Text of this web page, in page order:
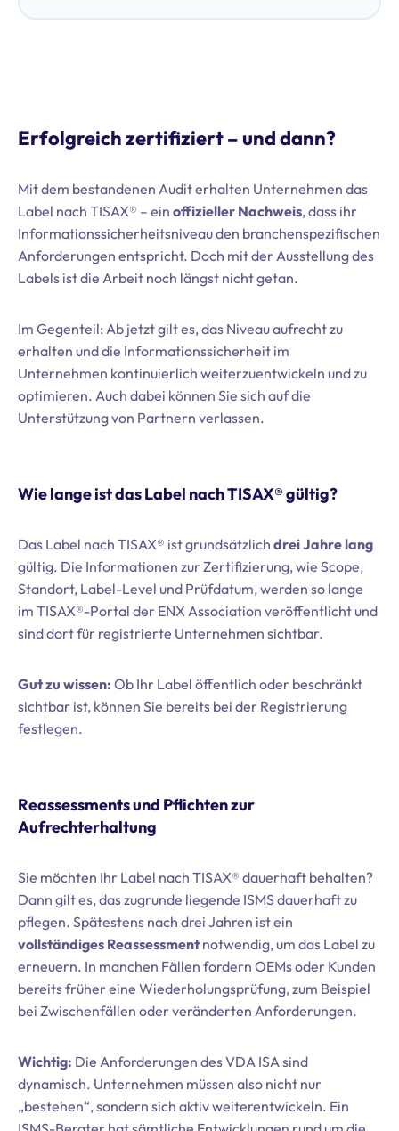
Erfolgreich zertifiziert – und dann?
Mit dem bestandenen Audit erhalten Unternehmen das
Label nach TISAX® – ein offizieller Nachweis, dass ihr
Informationssicherheitsniveau den branchenspezifischen
Anforderungen entspricht. Doch mit der Ausstellung des
Labels ist die Arbeit noch längst nicht getan.
Im Gegenteil: Ab jetzt gilt es, das Niveau aufrecht zu
erhalten und die Informationssicherheit im
Unternehmen kontinuierlich weiterzuentwickeln und zu
optimieren. Auch dabei können Sie sich auf die
Unterstützung von Partnern verlassen.
Wie lange ist das Label nach TISAX® gültig?
Das Label nach TISAX® ist grundsätzlich drei Jahre lang
gültig. Die Informationen zur Zertifizierung, wie Scope,
Standort, Label-Level und Prüfdatum, werden so lange
im TISAX®-Portal der ENX Association veröffentlicht und
sind dort für registrierte Unternehmen sichtbar.
Gut zu wissen: Ob Ihr Label öffentlich oder beschränkt
sichtbar ist, können Sie bereits bei der Registrierung
festlegen.
Reassessments und Pflichten zur
Aufrechterhaltung
Sie möchten Ihr Label nach TISAX® dauerhaft behalten?
Dann gilt es, das zugrunde liegende ISMS dauerhaft zu
pflegen. Spätestens nach drei Jahren ist ein
vollständiges Reassessmentnotwendig, um das Label zu
erneuern. In manchen Fällen fordern OEMs oder Kunden
bereits früher eine Wiederholungsprüfung, zum Beispiel
bei Zwischenfällen oder veränderten Anforderungen.
Wichtig: Die Anforderungen des VDA ISA sind
dynamisch. Unternehmen müssen also nicht nur
„bestehen“, sondern sich aktiv weiterentwickeln. Ein